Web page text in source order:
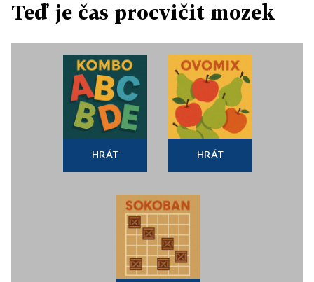
Teď je čas procvičit mozek
HRÁT HRÁT